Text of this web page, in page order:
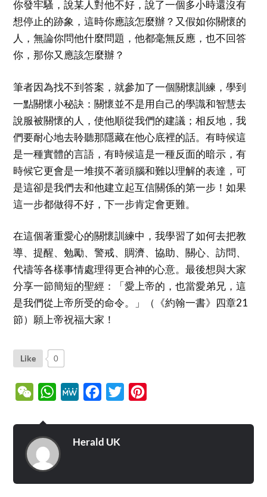
你發牢騷，說某人對他不好，說了一個多小時還沒有
想停止的跡象，這時你應該怎麼辦？又假如你關懷的
人，無論你問他什麼問題，他都毫無反應，也不回答
你，那你又應該怎麼辦？
筆者因為找不到答案，就參加了一個關懷訓練，學到
一點關懷小秘訣：關懷並不是用自己的學識和智慧去
說服被關懷的人，使他順從我們的建議；相反地，我
們要耐心地去聆聽那隱藏在他心底裡的話。有時候這
是一種實體的言語，有時候這是一種反面的暗示，有
時候它更會是一堆摸不著頭腦和難以理解的表達，可
是這卻是我們去和他建立起互信關係的第一步！如果
這一步都做得不好，下一步肯定會更難。
在這個著重愛心的關懷訓練中，我學習了如何去把教
導、提醒、勉勵、警戒、賙濟、協助、關心、訪問、
代禱等各樣事情處理得更合神的心意。最後想與大家
分享一節簡短的聖經：「愛上帝的，也當愛弟兄，這
是我們從上帝所受的命令。」（《約翰一書》四章21
節）願上帝祝福大家！
Like 0
WeChatWhatsApp
MeWe Facebook
Twitter
Herald UK